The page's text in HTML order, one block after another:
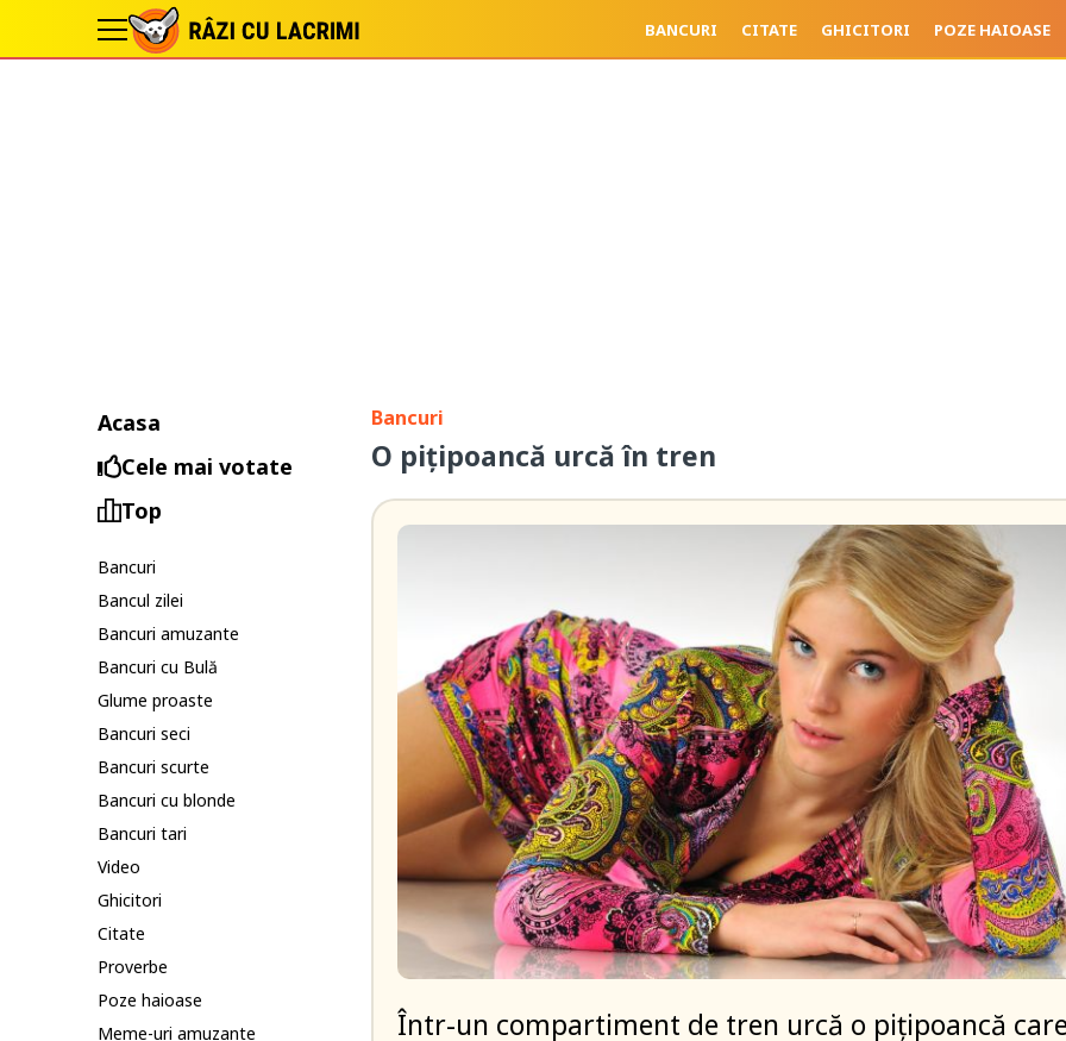
BANCURI CITATE GHICITORI POZE HAIOASE
Acasa
Cele mai votate
Top
Bancuri
Bancul zilei
Bancuri amuzante
Bancuri cu Bulă
Glume proaste
Bancuri seci
Bancuri scurte
Bancuri cu blonde
Bancuri tari
Video
Ghicitori
Citate
Proverbe
Poze haioase
Meme-uri amuzante
Bancuri
O piţipoancă urcă în tren
Într-un compartiment de tren urcă o piţipoancă